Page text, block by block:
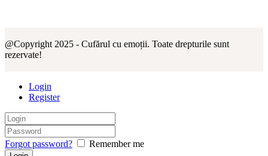
@Copyright 2025 - Cufărul cu emoții. Toate drepturile sunt
rezervate!
Login
Register
Forgot password? Remember me